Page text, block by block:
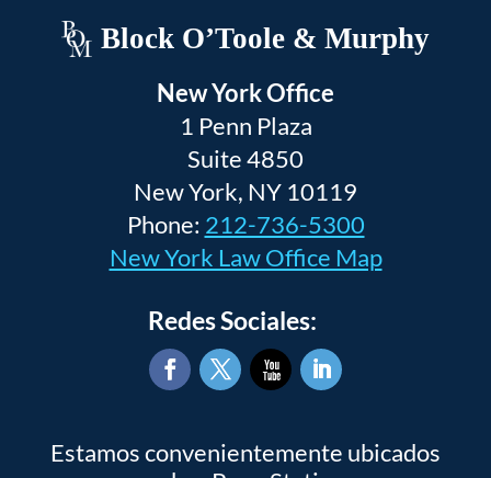
Block O’Toole & Murphy
New York Office
1 Penn Plaza
Suite 4850
New York, NY 10119
Phone: 212-736-5300
New York Law Office Map
Redes Sociales:
Estamos convenientemente ubicados